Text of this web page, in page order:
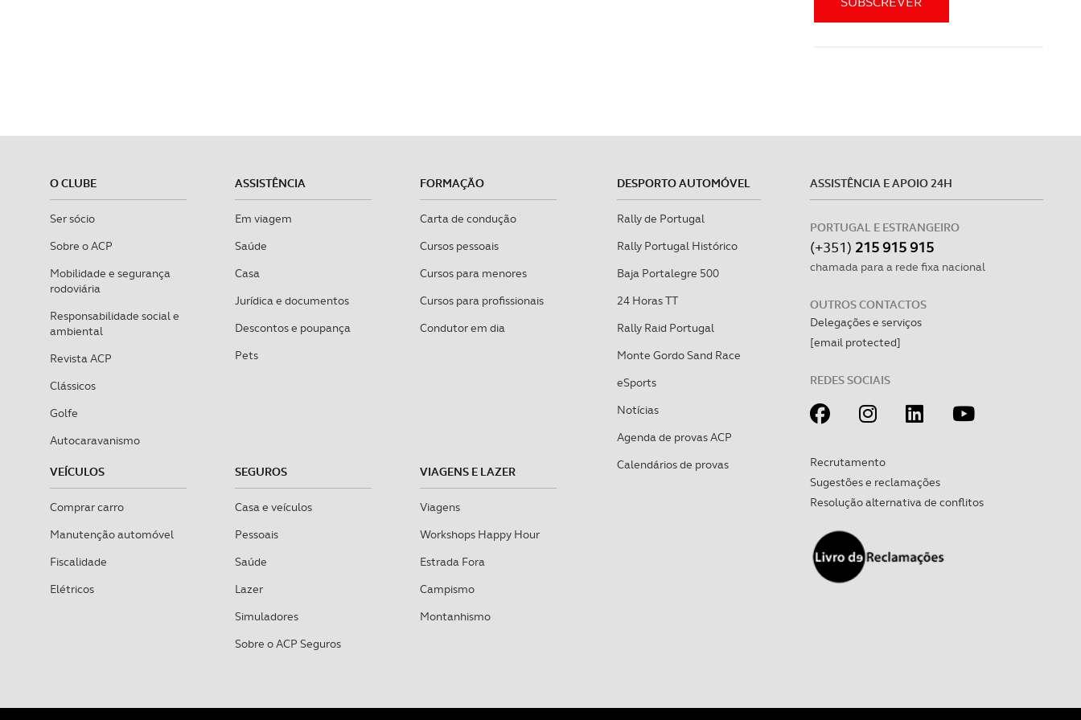
O CLUBE
Ser sócio
Sobre o ACP
Mobilidade e segurança
rodoviária
Responsabilidade social e
ambiental
Revista ACP
Clássicos
Golfe
Autocaravanismo
ASSISTÊNCIA
Em viagem
Saúde
Casa
Jurídica e documentos
Descontos e poupança
Pets
FORMAÇÃO
Carta de condução
Cursos pessoais
Cursos para menores
Cursos para profissionais
Condutor em dia
VEÍCULOS
Comprar carro
Manutenção automóvel
Fiscalidade
Elétricos
SEGUROS
Casa e veículos
Pessoais
Saúde
Lazer
Simuladores
Sobre o ACP Seguros
VIAGENS E LAZER
Viagens
Workshops Happy Hour
Estrada Fora
Campismo
Montanhismo
DESPORTO AUTOMÓVEL
Rally de Portugal
Rally Portugal Histórico
Baja Portalegre 500
24 Horas TT
Rally Raid Portugal
Monte Gordo Sand Race
eSports
Notícias
Agenda de provas ACP
Calendários de provas
ASSISTÊNCIA E APOIO 24H
PORTUGAL E ESTRANGEIRO
(+351) 215 915 915
chamada para a rede fixa nacional
OUTROS CONTACTOS
Delegações e serviços
[email protected]
REDES SOCIAIS
Recrutamento
Sugestões e reclamações
Resolução alternativa de conflitos